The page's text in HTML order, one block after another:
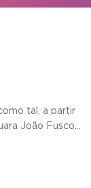
tal, a partir
João Fusco...